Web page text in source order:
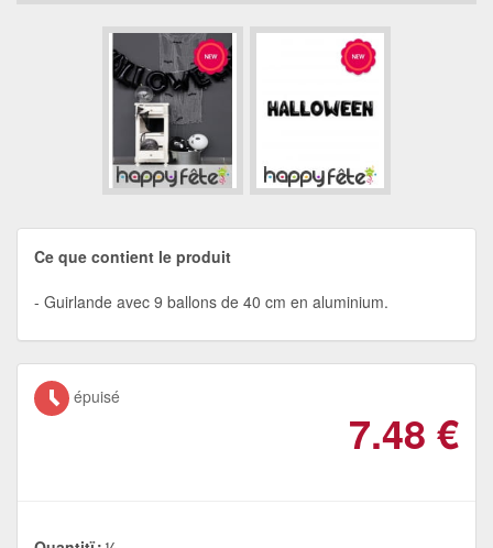
Ce que contient le produit
Guirlande avec 9 ballons de 40 cm en aluminium.
épuisé
7.48 €